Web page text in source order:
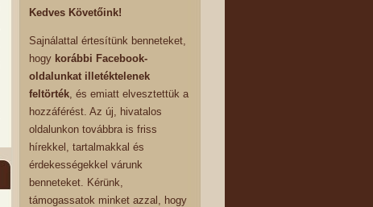
Kedves Követőink!
Sajnálattal értesítünk benneteket,
hogy korábbi Facebook-
oldalunkat illetéktelenek
feltörték, és emiatt elvesztettük a
hozzáférést. Az új, hivatalos
oldalunkon továbbra is friss
hírekkel, tartalmakkal és
érdekességekkel várunk
benneteket. Kérünk,
támogassatok minket azzal, hogy